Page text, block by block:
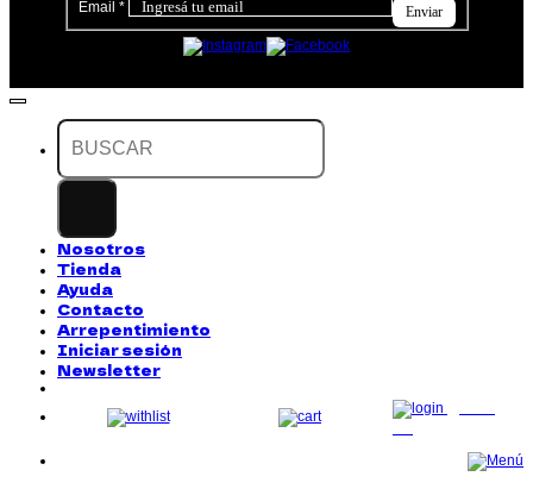
Email * Enviar
Buscar
por:
Nosotros
Tienda
Ayuda
Contacto
Arrepentimiento
Iniciar sesión
Newsletter